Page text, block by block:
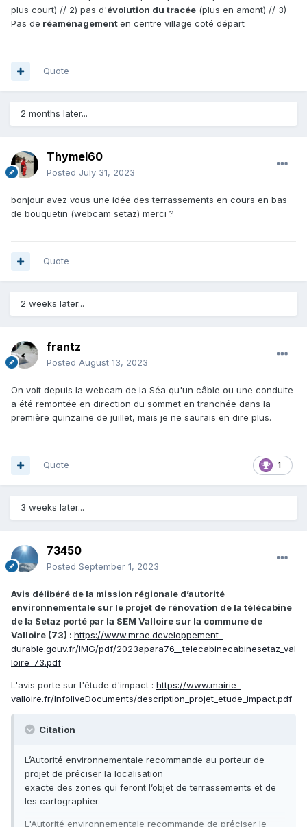
plus court) // 2) pas d'évolution du tracée (plus en amont) // 3)
Pas de réaménagementen centre village coté départ
Quote
2 months later...
Thymel60
Posted July 31, 2023
bonjour avez vous une idée des terrassements en cours en bas
de bouquetin (webcam setaz) merci ?
Quote
2 weeks later...
frantz
Posted August 13, 2023
On voit depuis la webcam de la Séa qu'un câble ou une conduite
a été remontée en direction du sommet en tranchée dans la
première quinzaine de juillet, mais je ne saurais en dire plus.
1
Quote
3 weeks later...
73450
Posted September 1, 2023
Avis délibéré de la mission régionale d’autorité
environnementale sur le projet de rénovation de la télécabine
de la Setaz porté par la SEM Valloire sur la commune de
Valloire (73) : https://www.mrae.developpement-
durable.gouv.fr/IMG/pdf/2023apara76__telecabinecabinesetaz_val
loire_73.pdf
L'avis porte sur l'étude d'impact : https://www.mairie-
valloire.fr/InfoliveDocuments/description_projet_etude_impact.pdf
Citation
L’Autorité environnementale recommande au porteur de
projet de préciser la localisation
exacte des zones qui feront l’objet de terrassements et de
les cartographier.
L'Autorité environnementale recommande de préciser le